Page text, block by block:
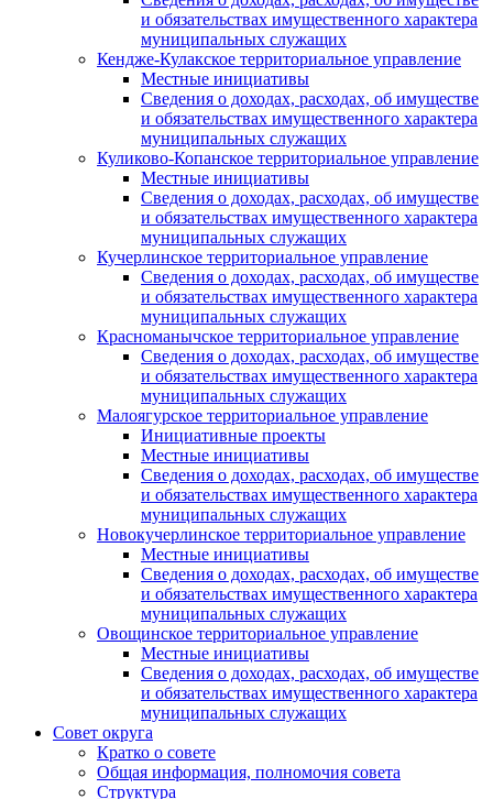
и обязательствах имущественного характера
муниципальных служащих
Кендже-Кулакское территориальное управление
Местные инициативы
Сведения о доходах, расходах, об имуществе
и обязательствах имущественного характера
муниципальных служащих
Куликово-Копанское территориальное управление
Местные инициативы
Сведения о доходах, расходах, об имуществе
и обязательствах имущественного характера
муниципальных служащих
Кучерлинское территориальное управление
Сведения о доходах, расходах, об имуществе
и обязательствах имущественного характера
муниципальных служащих
Красноманычское территориальное управление
Сведения о доходах, расходах, об имуществе
и обязательствах имущественного характера
муниципальных служащих
Малоягурское территориальное управление
Инициативные проекты
Местные инициативы
Сведения о доходах, расходах, об имуществе
и обязательствах имущественного характера
муниципальных служащих
Новокучерлинское территориальное управление
Местные инициативы
Сведения о доходах, расходах, об имуществе
и обязательствах имущественного характера
муниципальных служащих
Овощинское территориальное управление
Местные инициативы
Сведения о доходах, расходах, об имуществе
и обязательствах имущественного характера
муниципальных служащих
Совет округа
Кратко о совете
Общая информация, полномочия совета
Структура